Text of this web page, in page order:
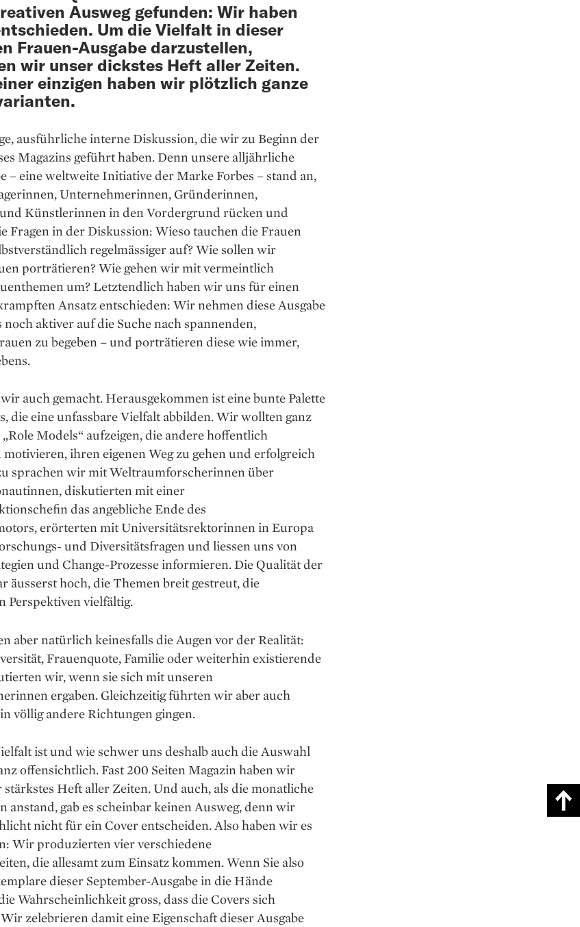
Ausweg gefunden: Wir haben
Um die Vielfalt in dieser
Frauen-Ausgabe darzustellen,
wir unser dickstes Heft aller Zeiten.
einzigen haben wir plötzlich ganze
ausführliche interne Diskussion, die wir zu Beginn der
Magazins geführt haben. Denn unsere alljährliche
– eine weltweite Initiative der Marke Forbes – stand an,
Unternehmerinnen, Gründerinnen,
Künstlerinnen in den Vordergrund rücken und
Fragen in der Diskussion: Wieso tauchen die Frauen
regelmässiger auf? Wie sollen wir
porträtieren? Wie gehen wir mit vermeintlich
um? Letztendlich haben wir uns für einen
Ansatz entschieden: Wir nehmen diese Ausgabe
noch aktiver auf die Suche nach spannenden,
zu begeben – und porträtieren diese wie immer,
auch gemacht. Herausgekommen ist eine bunte Palette
die eine unfassbare Vielfalt abbilden. Wir wollten ganz
Models“ aufzeigen, die andere hoffentlich
ihren eigenen Weg zu gehen und erfolgreich
sprachen wir mit Weltraumforscherinnen über
diskutierten mit einer
das angebliche Ende des
erörterten mit Universitätsrektorinnen in Europa
und Diversitätsfragen und liessen uns von
und Change-Prozesse informieren. Die Qualität der
äusserst hoch, die Themen breit gestreut, die
Perspektiven vielfältig.
aber natürlich keinesfalls die Augen vor der Realität:
Frauenquote, Familie oder weiterhin existierende
wir, wenn sie sich mit unseren
ergaben. Gleichzeitig führten wir aber auch
völlig andere Richtungen gingen.
ist und wie schwer uns deshalb auch die Auswahl
offensichtlich. Fast 200 Seiten Magazin haben wir
stärkstes Heft aller Zeiten. Und auch, als die monatliche
anstand, gab es scheinbar keinen Ausweg, denn wir
nicht für ein Cover entscheiden. Also haben wir es
Wir produzierten vier verschiedene
die allesamt zum Einsatz kommen. Wenn Sie also
dieser September-Ausgabe in die Hände
Wahrscheinlichkeit gross, dass die Covers sich
zelebrieren damit eine Eigenschaft dieser Ausgabe